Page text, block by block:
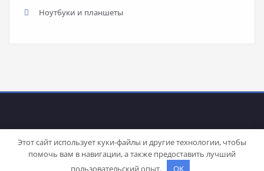
Ноутбуки и планшеты
WordPress | Theme: Stacyby SpiceThemes
Этот сайт использует куки-файлы и другие технологии, чтобы
помочь вам в навигации, а также предоставить лучший
пользовательский опыт.
OK